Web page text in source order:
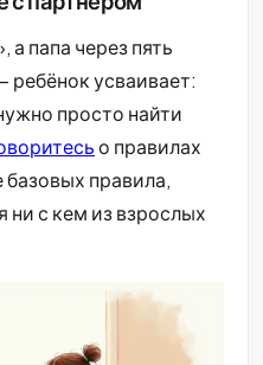
а папа через пять
ребёнок усваивает:
просто найти
о правилах
правила,
с кем из взрослых